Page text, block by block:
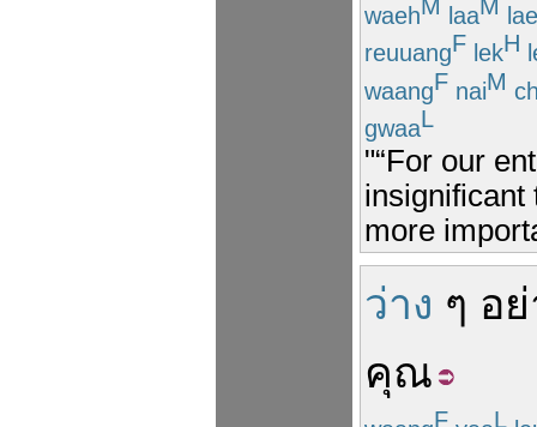
waehM laaM lae
reuuangF lekH
waangF naiM
gwaaL
"“For our
insignificant
more
ว่าง ๆ อ
คุณ
F L